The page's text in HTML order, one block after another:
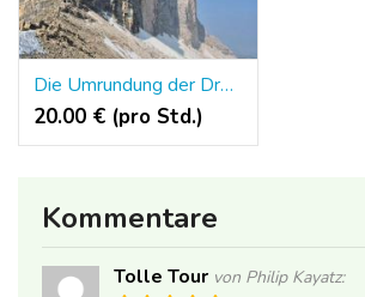
Die Umrundung der Drei Zinnen
20.00 € (pro Std.)
Kommentare
Tolle Tour von Philip Kayatz: